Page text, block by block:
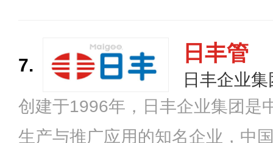
7. 日丰管
日丰企业
创建于1996年，日丰企业集团是
生产与推广应用的知名企业，中